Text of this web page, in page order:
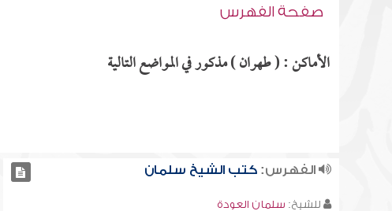
صفحة الفهرس
الأماكن : ( طهران ) مذكور في المواضع التالية
الفهرس:كتب الشيخ سلمان
للشيخ: سلمان العودة